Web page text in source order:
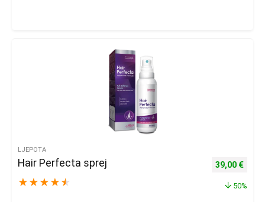
LJEPOTA
Hair Perfecta sprej
★ ★ ★ ★ ★
Izvorna
39,00 €
50%